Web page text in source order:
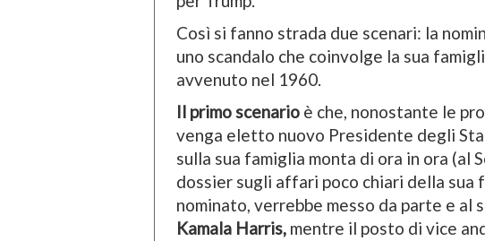
Così si fanno strada due scenari: la
uno scandalo che coinvolge la sua
avvenuto nel 1960.
Il primo scenario è che, nonostante le
venga eletto nuovo Presidente degli
sulla sua famiglia monta di ora in ora (al
dossier sugli affari poco chiari della sua
nominato, verrebbe messo da parte e al
Kamala Harris, mentre il posto di vice